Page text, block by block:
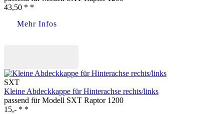
43,50 * *
Mehr Infos
SXT
Kleine Abdeckkappe für Hinterachse rechts/links
passend für Modell SXT Raptor 1200
15,- * *